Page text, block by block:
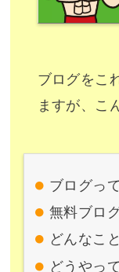
ブログをこ
ますが、こ
ブログっ
無料ブロ
どんなこ
どうやっ